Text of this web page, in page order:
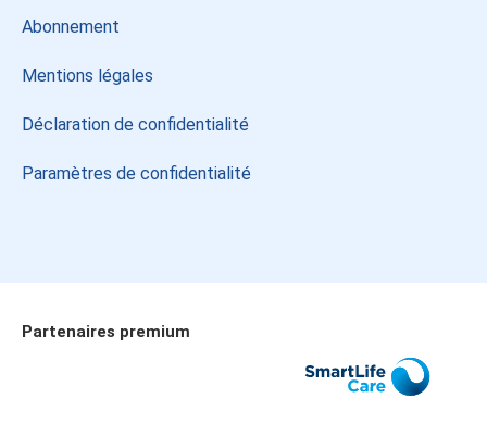
Abonnement
Mentions légales
Déclaration de confidentialité
Paramètres de confidentialité
Partenaires premium